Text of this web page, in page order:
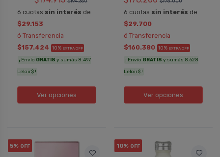
6 cuotas sin interés de
$29.153
ó Transferencia
$157.424 10% EXTRA OFF
¡ Envío GRATIS y sumás 8.497
Leloir$ !
Ver opciones
6 cuotas sin interés de
$29.700
ó Transferencia
$160.380 10% EXTRA OFF
¡ Envío GRATIS y sumás 8.628
Leloir$ !
Ver opciones
5% OFF 10% OFF